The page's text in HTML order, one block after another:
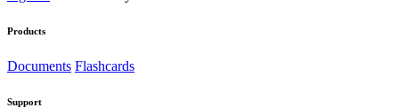
Products
Documents Flashcards
Support